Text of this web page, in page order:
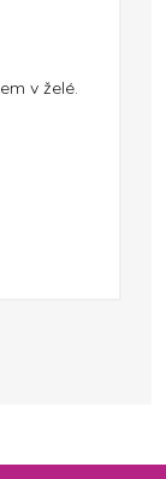
v želé.